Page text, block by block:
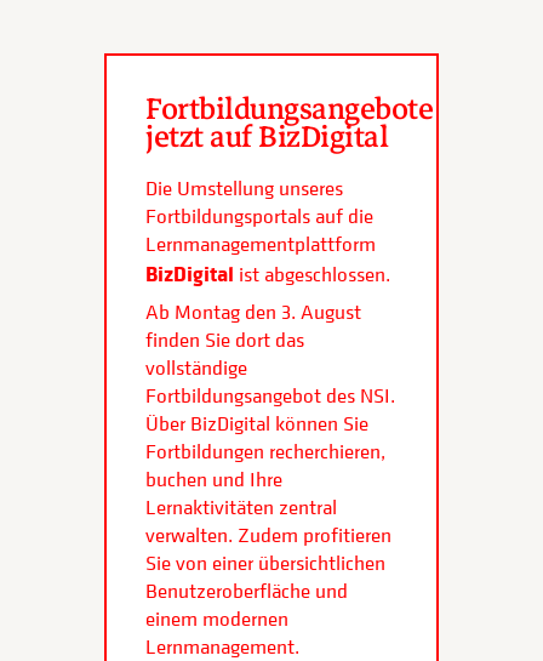
Fortbildungsangebote
jetzt auf BizDigital
Die Umstellung unseres
Fortbildungsportals auf die
Lernmanagementplattform
BizDigital ist abgeschlossen.
Ab Montag den 3. August
finden Sie dort das
vollständige
Fortbildungsangebot des NSI.
Über BizDigital können Sie
Fortbildungen recherchieren,
buchen und Ihre
Lernaktivitäten zentral
verwalten. Zudem profitieren
Sie von einer übersichtlichen
Benutzeroberfläche und
einem modernen
Lernmanagement.